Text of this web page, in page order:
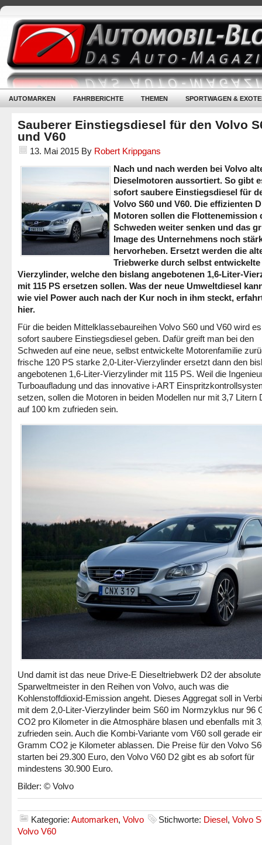
AUTOMARKEN FAHRBERICHTE THEMEN SPORTWAGEN &
Sauberer Einstiegsdiesel für den Volvo
und V60
13. Mai 2015 By Robert Krippgans
Nach und nach werden bei Volvo
Dieselmotoren aussortiert. So gibt
sofort saubere Einstiegsdiesel für
Volvo S60 und V60. Die effizienten
Motoren sollen die Flottenemission
Schweden weiter senken und das
Image des Unternehmens noch
hervorheben. Ersetzt werden die
Triebwerke durch selbst entwickelte
Vierzylinder, welche den bislang angebotenen 1,6-Liter-
mit 115 PS ersetzen sollen. Was der neue Umweltdiesel
wie viel Power auch nach der Kur noch in ihm steckt,
hier.
Für die beiden Mittelklassebaureihen Volvo S60 und V60 wird
sofort saubere Einstiegsdiesel geben. Dafür greift man bei den
Schweden auf eine neue, selbst entwickelte Motorenfamilie
frische 120 PS starke 2,0-Liter-Vierzylinder ersetzt dann den
angebotenen 1,6-Liter-Vierzylinder mit 115 PS. Weil die
Turboaufladung und das innovative i-ART
setzen, sollen die Motoren in beiden Modellen nur mit 3,7 Litern
auf 100 km zufrieden sein.
Und damit ist das neue Drive-E Dieseltriebwerk D2 der absolute
Sparweltmeister in den Reihen von Volvo, auch was die
Kohlenstoffdioxid-Emission angeht. Dieses Aggregat soll in
mit dem 2,0-Liter-Vierzylinder beim S60 im Normzyklus nur 96
CO2 pro Kilometer in die Atmosphäre blasen und ebenfalls mit
zufrieden sein. Auch die Kombi-Variante vom V60 soll gerade
Gramm CO2 je Kilometer ablassen. Die Preise für den Volvo
starten bei 29.300 Euro, den Volvo V60 D2 gibt es ab sofort für
mindestens 30.900 Euro.
Bilder: © Volvo
Kategorie: Automarken, Volvo Stichworte: Diesel, Volvo
Volvo V60